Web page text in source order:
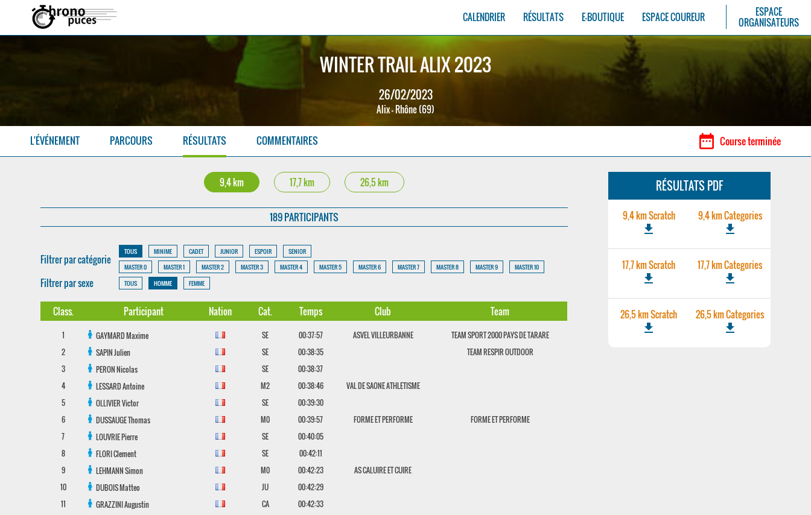
CALENDRIER RÉSULTATS E-BOUTIQUE ESPACE COUREUR
ESPACE
ORGANISATEURS
WINTER TRAIL ALIX 2023
26/02/2023
Alix - Rhône (69)
L'ÉVÉNEMENT PARCOURS RÉSULTATS COMMENTAIRES date_range Course terminée
9,4 km 17,7 km 26,5 km
189 PARTICIPANTS
Filtrer par catégorie
TOUS MINIME CADET JUNIOR ESPOIR
SENIOR
MASTER 0
MASTER 1 MASTER 2 MASTER 3 MASTER 4 MASTER 5 MASTER 6 MASTER 7 MASTER 8 MASTER 9 MASTER 10
Filtrer par sexe TOUS HOMME FEMME
Class. Participant Nation Cat. Temps Club Team
1 GAYMARDMaxime SE 00:37:57 ASVEL VILLEURBANNE
TEAM SPORT 2000 PAYS DE TARARE
2
SAPINJulien SE 00:38:35
TEAM RESPIR OUTDOOR
3
PERONNicolas SE
00:38:37
4
LESSARDAntoine M2 00:38:46
VAL DE SAONE ATHLETISME
5
OLLIVIERVictor SE
00:39:30
6
DUSSAUGEThomas M0 00:39:57 FORME ET PERFORME
FORME ET PERFORME
7
LOUVRIEPierre SE
00:40:05
8
FLORIClement SE
00:42:11
9
LEHMANNSimon M0 00:42:23
AS CALUIRE ET CUIRE
10
DUBOISMatteo JU
00:42:29
11
GRAZZINIAugustin CA
00:42:33
RÉSULTATS PDF
9,4 km Scratch
file_download
9,4 km Categories
file_download
17,7 km Scratch
file_download
17,7 km Categories
file_download
26,5 km Scratch
file_download
26,5 km Categories
file_download